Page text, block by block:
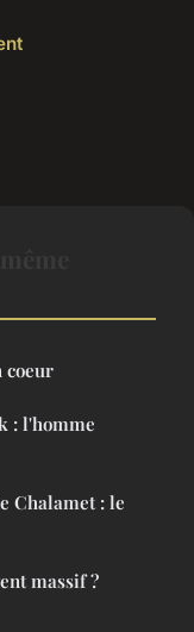
coeur
: l'homme
Chalamet : le
massif ?